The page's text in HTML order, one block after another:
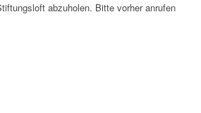
abzuholen. Bitte vorher anrufen